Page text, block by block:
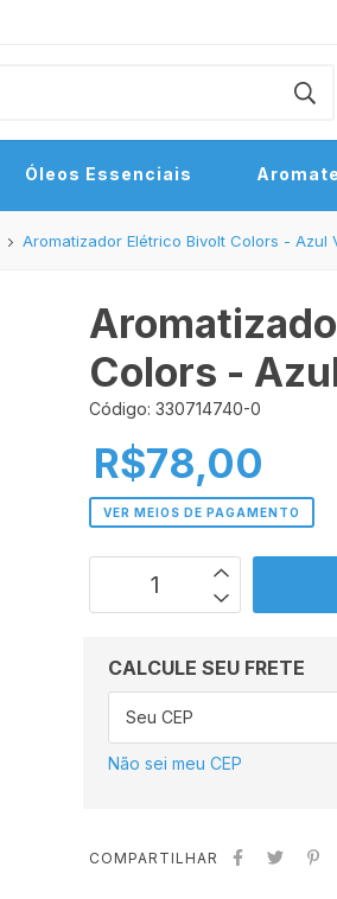
Óleos Essenciais
Aromatizador Elétrico Bivolt Colors - Azul
Colors -
Código: 330714740-0
R$78,00
VER MEIOS DE PAGAMENTO
CALCULE SEU FRETE
Não sei meu CEP
COMPARTILHAR